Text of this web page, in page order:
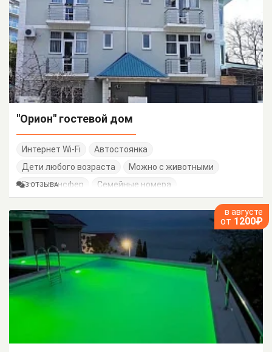
"Орион" гостевой дом
Интернет Wi-Fi
Автостоянка
Дети любого возраста
Можно с животными
Есть трансфер
Семейные номера
3 ОТЗЫВА
в августе
от 1200₽